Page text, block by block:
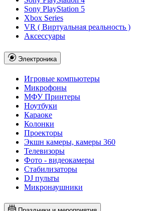
Sony PlayStation 5
Xbox Series
VR ( Виртуальная реальность )
Аксессуары
Электроника
Игровые компьютеры
Микрофоны
МФУ Принтеры
Ноутбуки
Караоке
Колонки
Проекторы
Экшн камеры, камеры 360
Телевизоры
Фото - видеокамеры
Стабилизаторы
DJ пульты
Микронаушники